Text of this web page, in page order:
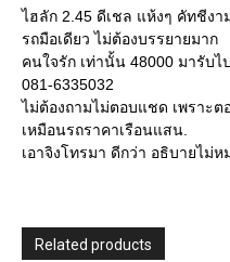
ไฮลัก 2.45 ดีเชล แห้งๆ คัทชีงา
รถมือเดียว ไม่ต้องบรรยายมาก
คนใจรัก เท่านั้น 48000 มารับไ
081-6335032
ไม่ต้องถามไม่ตอบแชด เพราะ
เหมือนรถราคาเรือนแสน.
เอาจิงโทรมา ดีกว่า อธิบายไม่ห
Related products